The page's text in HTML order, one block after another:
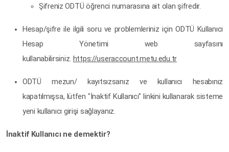
Şifreniz ODTÜ öğrenci numarasına ait olan şifredir.
Hesap/şifre ile ilgili soru ve problemleriniz için ODTÜ Kullanıcı
Hesap Yönetimi web sayfasını
kullanabilirsiniz. https://useraccount.metu.edu.tr
ODTÜ mezun/ kayıtsızsanız ve kullanıcı hesabınız
kapatılmışsa, lütfen "İnaktif Kullanıcı" linkini kullanarak sisteme
yeni kullanıcı girişi sağlayanız.
İnaktif Kullanıcı ne demektir?